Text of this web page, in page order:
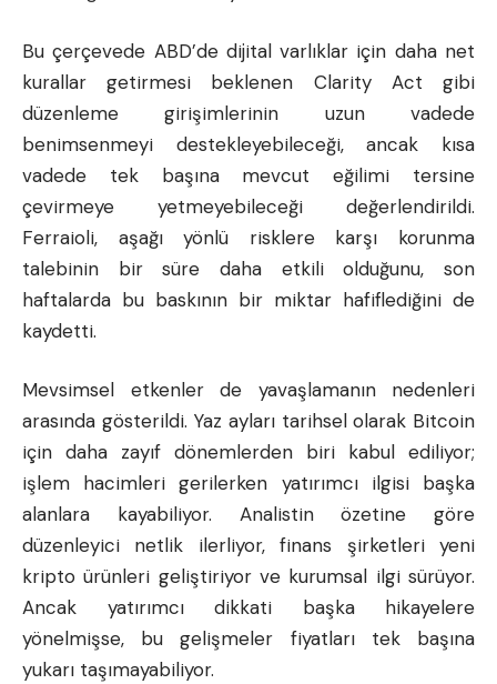
Bu çerçevede ABD’de dijital varlıklar için daha net
kurallar getirmesi beklenen Clarity Act gibi
düzenleme girişimlerinin uzun vadede
benimsenmeyi destekleyebileceği, ancak kısa
vadede tek başına mevcut eğilimi tersine
çevirmeye yetmeyebileceği değerlendirildi.
Ferraioli, aşağı yönlü risklere karşı korunma
talebinin bir süre daha etkili olduğunu, son
haftalarda bu baskının bir miktar hafiflediğini de
kaydetti.
Mevsimsel etkenler de yavaşlamanın nedenleri
arasında gösterildi. Yaz ayları tarihsel olarak Bitcoin
için daha zayıf dönemlerden biri kabul ediliyor;
işlem hacimleri gerilerken yatırımcı ilgisi başka
alanlara kayabiliyor. Analistin özetine göre
düzenleyici netlik ilerliyor, finans şirketleri yeni
kripto ürünleri geliştiriyor ve kurumsal ilgi sürüyor.
Ancak yatırımcı dikkati başka hikayelere
yönelmişse, bu gelişmeler fiyatları tek başına
yukarı taşımayabiliyor.